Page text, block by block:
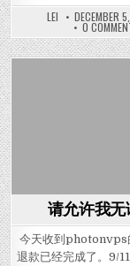
LEI DECEMBER
0
请允许我无
今天收到photonvps
退款已经完成了。9/